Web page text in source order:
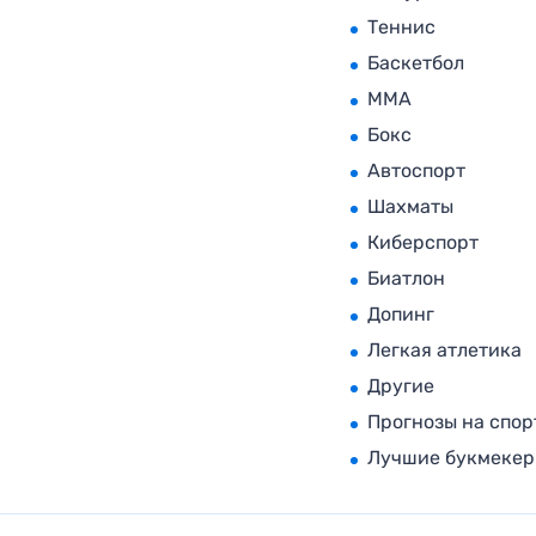
Теннис
Баскетбол
MMA
Бокс
Автоспорт
Шахматы
Киберспорт
Биатлон
Допинг
Легкая атлетика
Другие
Прогнозы на
Лучшие